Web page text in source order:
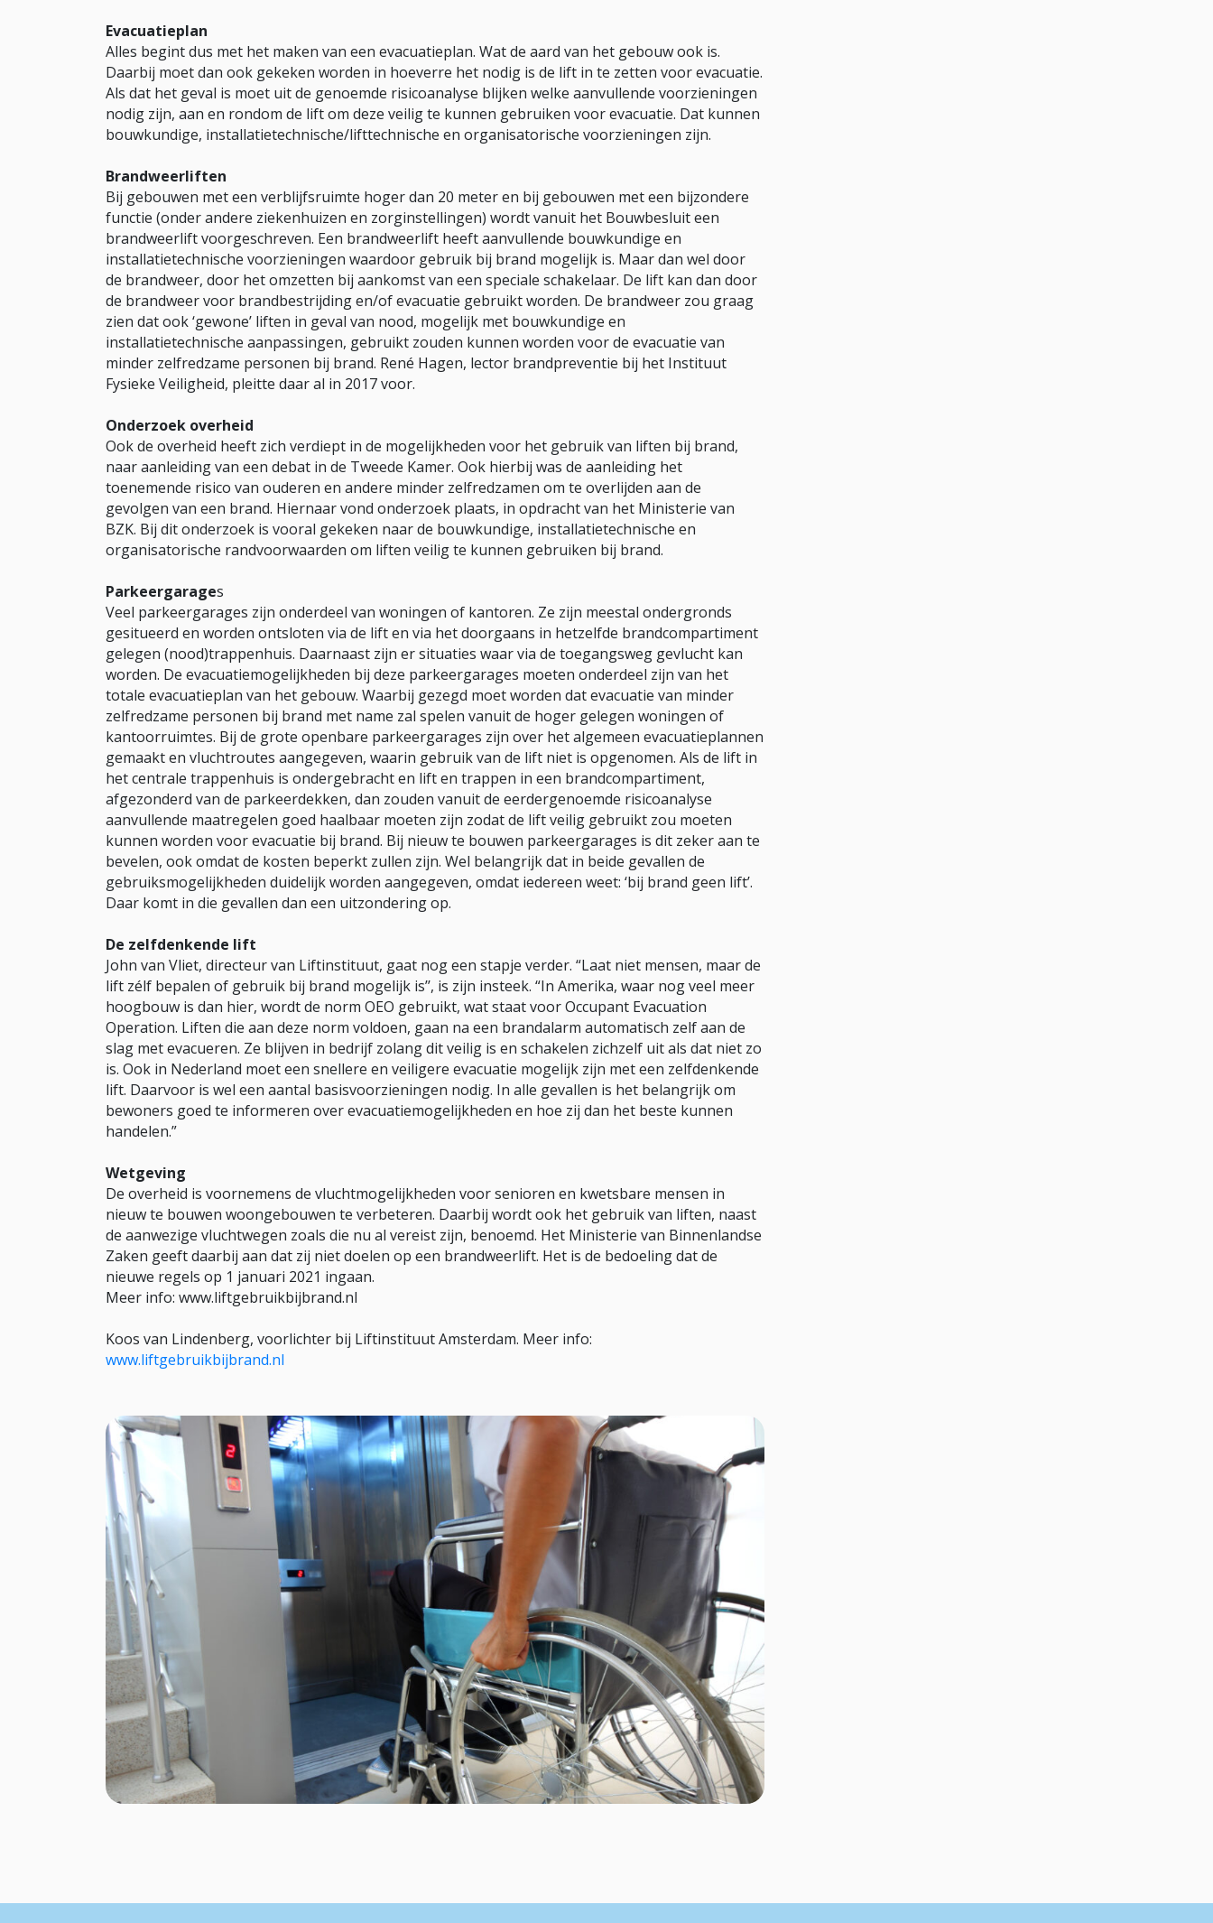
Evacuatieplan
Alles begint dus met het maken van een evacuatieplan. Wat de aard van het gebouw ook is.
Daarbij moet dan ook gekeken worden in hoeverre het nodig is de lift in te zetten voor evacuatie.
Als dat het geval is moet uit de genoemde risicoanalyse blijken welke aanvullende voorzieningen
nodig zijn, aan en rondom de lift om deze veilig te kunnen gebruiken voor evacuatie. Dat kunnen
bouwkundige, installatietechnische/lifttechnische en organisatorische voorzieningen zijn.
Brandweerliften
Bij gebouwen met een verblijfsruimte hoger dan 20 meter en bij gebouwen met een bijzondere
functie (onder andere ziekenhuizen en zorginstellingen) wordt vanuit het Bouwbesluit een
brandweerlift voorgeschreven. Een brandweerlift heeft aanvullende bouwkundige en
installatietechnische voorzieningen waardoor gebruik bij brand mogelijk is. Maar dan wel door
de brandweer, door het omzetten bij aankomst van een speciale schakelaar. De lift kan dan door
de brandweer voor brandbestrijding en/of evacuatie gebruikt worden. De brandweer zou graag
zien dat ook ‘gewone’ liften in geval van nood, mogelijk met bouwkundige en
installatietechnische aanpassingen, gebruikt zouden kunnen worden voor de evacuatie van
minder zelfredzame personen bij brand. René Hagen, lector brandpreventie bij het Instituut
Fysieke Veiligheid, pleitte daar al in 2017 voor.
Onderzoek overheid
Ook de overheid heeft zich verdiept in de mogelijkheden voor het gebruik van liften bij brand,
naar aanleiding van een debat in de Tweede Kamer. Ook hierbij was de aanleiding het
toenemende risico van ouderen en andere minder zelfredzamen om te overlijden aan de
gevolgen van een brand. Hiernaar vond onderzoek plaats, in opdracht van het Ministerie van
BZK. Bij dit onderzoek is vooral gekeken naar de bouwkundige, installatietechnische en
organisatorische randvoorwaarden om liften veilig te kunnen gebruiken bij brand.
Parkeergarages
Veel parkeergarages zijn onderdeel van woningen of kantoren. Ze zijn meestal ondergronds
gesitueerd en worden ontsloten via de lift en via het doorgaans in hetzelfde brandcompartiment
gelegen (nood)trappenhuis. Daarnaast zijn er situaties waar via de toegangsweg gevlucht kan
worden. De evacuatiemogelijkheden bij deze parkeergarages moeten onderdeel zijn van het
totale evacuatieplan van het gebouw. Waarbij gezegd moet worden dat evacuatie van minder
zelfredzame personen bij brand met name zal spelen vanuit de hoger gelegen woningen of
kantoorruimtes. Bij de grote openbare parkeergarages zijn over het algemeen evacuatieplannen
gemaakt en vluchtroutes aangegeven, waarin gebruik van de lift niet is opgenomen. Als de lift in
het centrale trappenhuis is ondergebracht en lift en trappen in een brandcompartiment,
afgezonderd van de parkeerdekken, dan zouden vanuit de eerdergenoemde risicoanalyse
aanvullende maatregelen goed haalbaar moeten zijn zodat de lift veilig gebruikt zou moeten
kunnen worden voor evacuatie bij brand. Bij nieuw te bouwen parkeergarages is dit zeker aan te
bevelen, ook omdat de kosten beperkt zullen zijn. Wel belangrijk dat in beide gevallen de
gebruiksmogelijkheden duidelijk worden aangegeven, omdat iedereen weet: ‘bij brand geen lift’.
Daar komt in die gevallen dan een uitzondering op.
De zelfdenkende lift
John van Vliet, directeur van Liftinstituut, gaat nog een stapje verder. “Laat niet mensen, maar de
lift zélf bepalen of gebruik bij brand mogelijk is’’, is zijn insteek. “In Amerika, waar nog veel meer
hoogbouw is dan hier, wordt de norm OEO gebruikt, wat staat voor Occupant Evacuation
Operation. Liften die aan deze norm voldoen, gaan na een brandalarm automatisch zelf aan de
slag met evacueren. Ze blijven in bedrijf zolang dit veilig is en schakelen zichzelf uit als dat niet zo
is. Ook in Nederland moet een snellere en veiligere evacuatie mogelijk zijn met een zelfdenkende
lift. Daarvoor is wel een aantal basisvoorzieningen nodig. In alle gevallen is het belangrijk om
bewoners goed te informeren over evacuatiemogelijkheden en hoe zij dan het beste kunnen
handelen.”
Wetgeving
De overheid is voornemens de vluchtmogelijkheden voor senioren en kwetsbare mensen in
nieuw te bouwen woongebouwen te verbeteren. Daarbij wordt ook het gebruik van liften, naast
de aanwezige vluchtwegen zoals die nu al vereist zijn, benoemd. Het Ministerie van Binnenlandse
Zaken geeft daarbij aan dat zij niet doelen op een brandweerlift. Het is de bedoeling dat de
nieuwe regels op 1 januari 2021 ingaan.
Meer info: www.liftgebruikbijbrand.nl
Koos van Lindenberg, voorlichter bij Liftinstituut Amsterdam. Meer info:
www.liftgebruikbijbrand.nl